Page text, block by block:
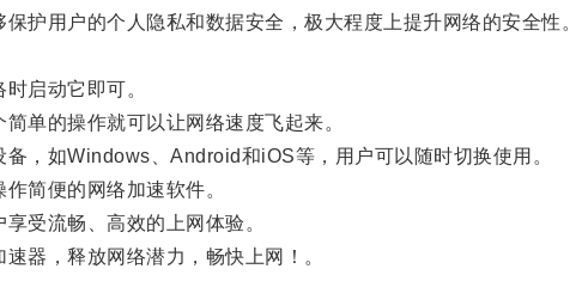
用户的个人隐私和数据安全，极大程度上提升网络的安全性。
启动它即可。
的操作就可以让网络速度飞起来。
如Windows、Android和iOS等，用户可以随时切换使用。
简便的网络加速软件。
受流畅、高效的上网体验。
，释放网络潜力，畅快上网！。